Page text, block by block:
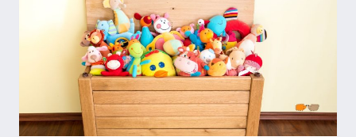
IN
JAPAN
VERÄNDERN